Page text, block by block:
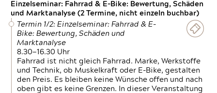
Einzelseminar: Fahrrad & E-Bike: Bewertung, Schäden
und Marktanalyse (2 Termine, nicht einzeln buchbar)
Termin 1/2: Einzelseminar: Fahrrad & E-
Bike: Bewertung, Schäden und
Marktanalyse
8.30—16.30 Uhr
Fahrrad ist nicht gleich Fahrrad. Marke, Werkstoffe
und Technik, ob Muskelkraft oder E-Bike, gestalten
den Preis. Es bleiben keine Wünsche offen und nach
oben gibt es keine Grenzen. In dieser Veranstaltung